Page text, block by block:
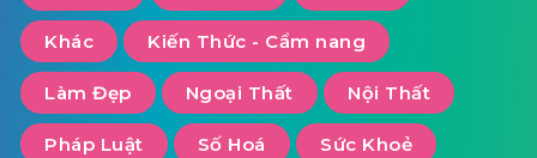
Khác Kiến Thức - Cẩm nang
Làm Đẹp Ngoại Thất Nội Thất
Pháp Luật Số Hoá Sức Khoẻ